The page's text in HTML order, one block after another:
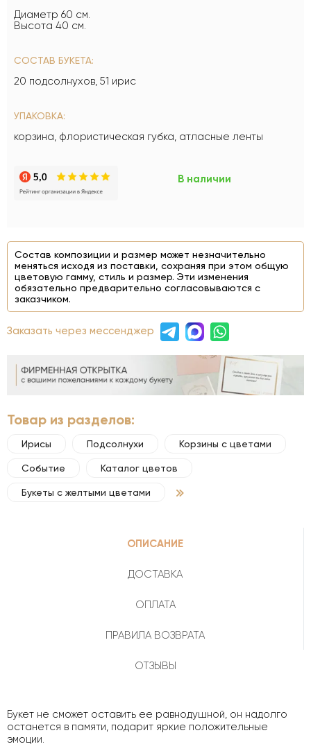
Диаметр 60 см.
Высота 40 см.
СОСТАВ БУКЕТА:
20 подсолнухов, 51 ирис
УПАКОВКА:
корзина, флористическая губка, атласные ленты
В наличии
Состав композиции и размер может незначительно
меняться исходя из поставки, сохраняя при этом общую
цветовую гамму, стиль и размер. Эти изменения
обязательно предварительно согласовываются с
заказчиком.
Заказать через мессенджер
Товар из разделов:
Ирисы Подсолнухи Корзины с цветами
Событие Каталог цветов
Букеты с желтыми цветами
ОПИСАНИЕ
ДОСТАВКА
ОПЛАТА
ПРАВИЛА ВОЗВРАТА
ОТЗЫВЫ
Букет не сможет оставить ее равнодушной, он надолго
останется в памяти, подарит яркие положительные
эмоции.